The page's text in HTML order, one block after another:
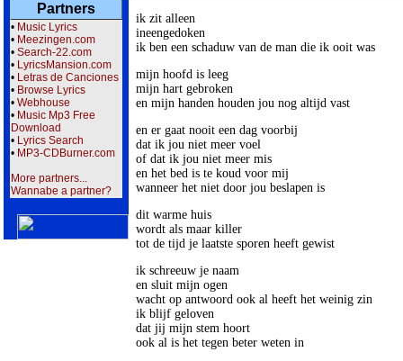
Partners
• Music Lyrics
• Meezingen.com
• Search-22.com
• LyricsMansion.com
• Letras de Canciones
• Browse Lyrics
• Webhouse
• Music Mp3 Free
Download
• Lyrics Search
• MP3-CDBurner.com
More partners...
Wannabe a partner?
ik zit alleen
ineengedoken
ik ben een schaduw van de man die ik ooit was
mijn hoofd is leeg
mijn hart gebroken
en mijn handen houden jou nog altijd vast
en er gaat nooit een dag voorbij
dat ik jou niet meer voel
of dat ik jou niet meer mis
en het bed is te koud voor mij
wanneer het niet door jou beslapen is
dit warme huis
wordt als maar killer
tot de tijd je laatste sporen heeft gewist
ik schreeuw je naam
en sluit mijn ogen
wacht op antwoord ook al heeft het weinig zin
ik blijf geloven
dat jij mijn stem hoort
ook al is het tegen beter weten in